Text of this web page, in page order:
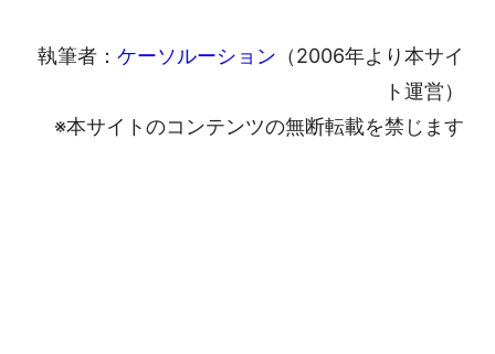
執筆者： ケーソルーション （2006年より本サイ
ト運営）
※本サイトのコンテンツの無断転載を禁じます